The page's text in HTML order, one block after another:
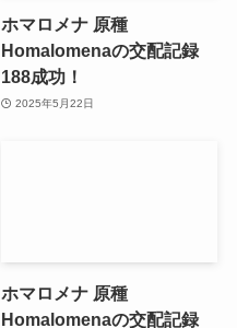
ホマロメナ 原種
Homalomenaの交配記録
188成功！
2025年5月22日
ホマロメナ 原種
Homalomenaの交配記録